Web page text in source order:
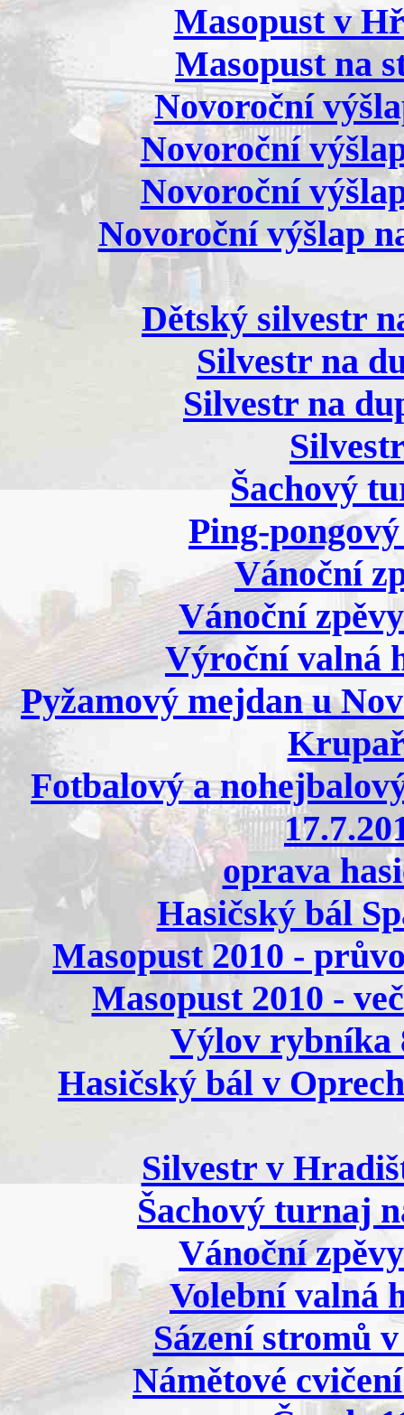
Masopust v
Masopust na
Novoroční
Novoroční
Novoroční
Novoroční výšlap
Dětský silvestr
Silvestr na
Silvestr na
Šachový
Ping-
Vánoční
Vánoční
Výroční valná
Pyžamový mejdan u
Fotbalový a
oprava
Hasičský bál
Masopust 2010 -
Masopust 2010 -
Výlov rybníka
Hasičský bál v
Silvestr v
Šachový turnaj
Vánoční
Volební valná
Sázení stromů
Námětové